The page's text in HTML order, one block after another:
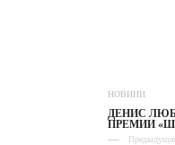
НОВИНИ
ДЕНИС
ПРЕМИИ